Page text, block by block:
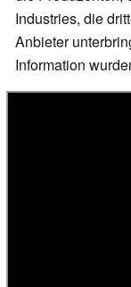
Industries, die
Anbieter
Information